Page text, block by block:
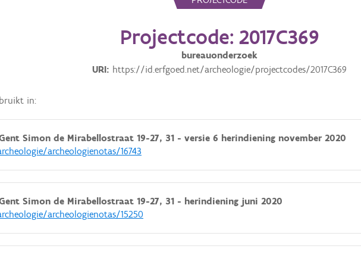
Projectcode: 2017C369
bureauonderzoek
URI https://id.erfgoed.net/archeologie/projectcodes/2017C369
in:
Simon de Mirabellostraat 19-27, 31 - versie 6 herindiening november 2020
archeologienotas/16743
Simon de Mirabellostraat 19-27, 31 - herindiening juni 2020
archeologienotas/15250